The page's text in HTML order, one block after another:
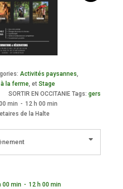
Activités paysannes,
la ferme, et Stage
SORTIR EN OCCITANIE Tags:gers
min - 12 h 00 min
de la Halte
00 min - 12 h 00 min